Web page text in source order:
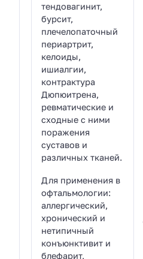
тендовагинит,
бурсит,
плечелопаточный
периартрит,
келоиды,
ишиалгии,
контрактура
Дюпюитрена,
ревматические и
сходные с ними
поражения
суставов и
различных тканей.
Для применения в
офтальмологии:
аллергический,
хронический и
нетипичный
конъюнктивит и
блефарит,